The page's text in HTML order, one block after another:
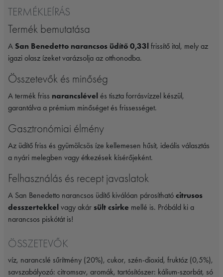
TERMÉKLEÍRÁS
Termék bemutatása
A San Benedetto narancsos üdítő 0,33l frissítő ital, mely az
igazi olasz ízeket varázsolja az otthonodba.
Összetevők és minőség
A termék friss narancslével és tiszta forrásvízzel készül,
garantálva a prémium minőséget és frissességet.
Gasztronómiai élmény
Az üdítő friss és gyümölcsös íze kellemesen hűsít, ideális választás
a nyári melegben vagy étkezések kísérőjeként.
Felhasználás és recept javaslatok
A San Benedetto narancsos üdítő kiválóan párosítható citrusos
desszertekkel vagy akár sült csirke mellé is. Próbáld ki a
narancsos piskótát is!
ÖSSZETEVŐK
víz, narancslé sűrítmény (20%), cukor, szén-dioxid, fruktóz (0,5%),
savszabályozó: citromsav, aromák, tartósítószer: kálium-szorbát, só